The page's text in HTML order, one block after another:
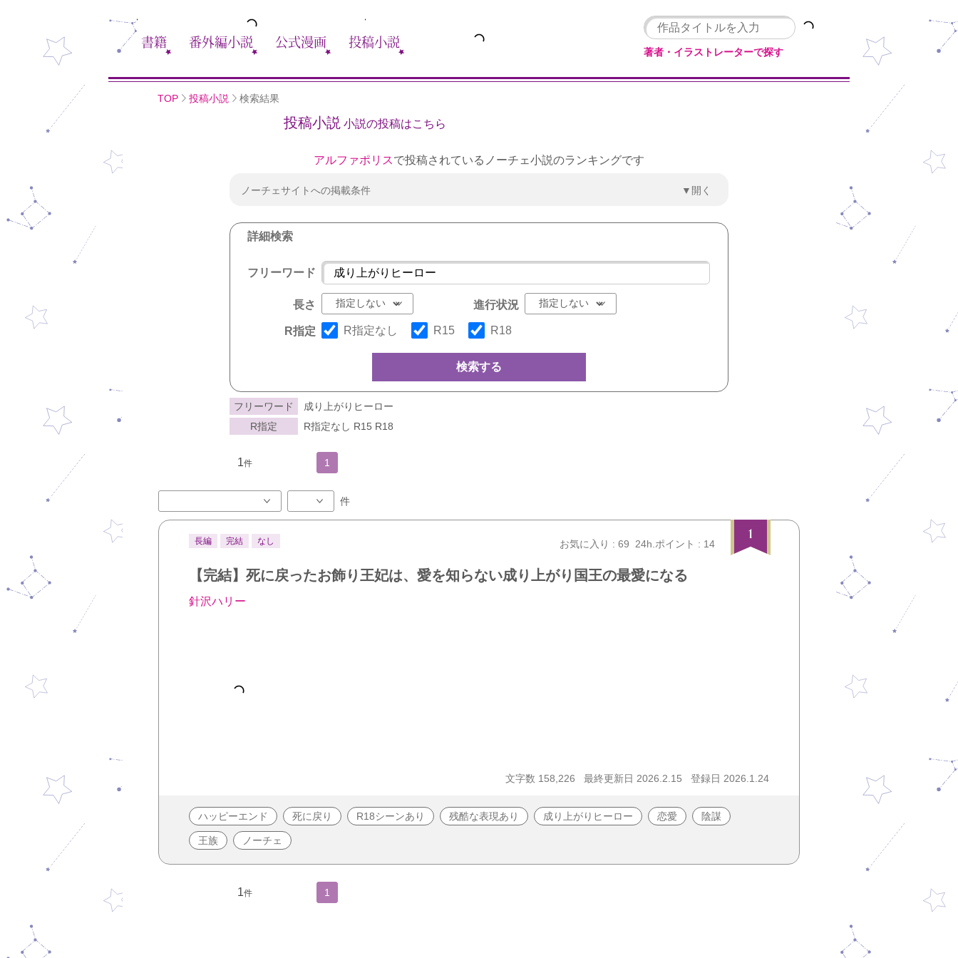
書籍 番外編小説 公式漫画 投稿小説
著者・イラストレーターで探す
TOP 投稿小説 検索結果
投稿小説 小説の投稿はこちら
アルファポリスで投稿されているノーチェ小説のランキングです
ノーチェサイトへの掲載条件 ▼開く
詳細検索
フリーワード
長さ 進行状況
R指定 R指定なし R15 R18
検索する
フリーワード
成り上がりヒーロー
R指定
R指定なし R15 R18
1件 1
件
1
長編 完結 なし お気に入り : 69 24h.ポイント : 14
【完結】死に戻ったお飾り王妃は、愛を知らない成り上がり国王の最愛になる
針沢ハリー
文字数 158,226 最終更新日 2026.2.15 登録日 2026.1.24
ハッピーエンド 死に戻り R18シーンあり 残酷な表現あり 成り上がりヒーロー 恋愛 陰謀
王族 ノーチェ
1件 1